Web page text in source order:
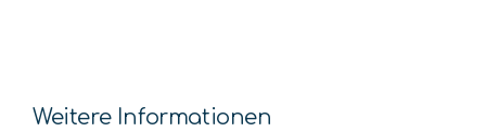
Weitere Informationen